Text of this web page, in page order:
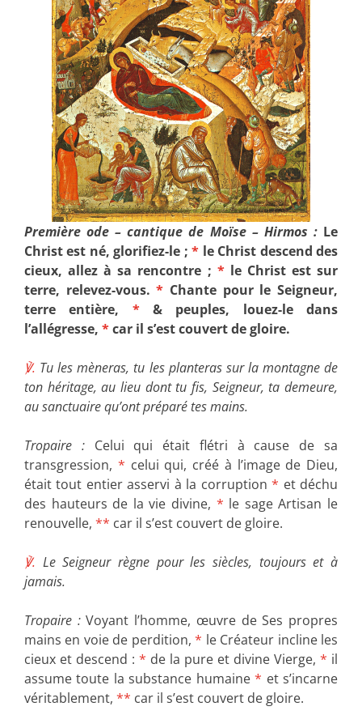
Première ode – cantique de Moïse – Hirmos :Le
Christ est né, glorifiez-le ;* le Christ descend des
cieux, allez à sa rencontre ; *le Christ est sur
terre, relevez-vous.* Chante pour le Seigneur,
terre entière, *& peuples, louez-le dans
l’allégresse, *car il s’est couvert de gloire.
℣. Tu les mèneras, tu les planteras sur la montagne de
ton héritage, au lieu dont tu fis, Seigneur, ta demeure,
au sanctuaire qu’ont préparé tes mains.
Tropaire :Celui qui était flétri à cause de sa
transgression, * celui qui, créé à l’image de Dieu,
était tout entier asservi à la corruption* et déchu
des hauteurs de la vie divine, * le sage Artisan le
renouvelle, ** car il s’est couvert de gloire.
℣. Le Seigneur règne pour les siècles, toujours et à
jamais.
Tropaire :Voyant l’homme, œuvre de Ses propres
mains en voie de perdition,* le Créateur incline les
cieux et descend : * de la pure et divine Vierge, * il
assume toute la substance humaine* et s’incarne
véritablement, ** car il s’est couvert de gloire.